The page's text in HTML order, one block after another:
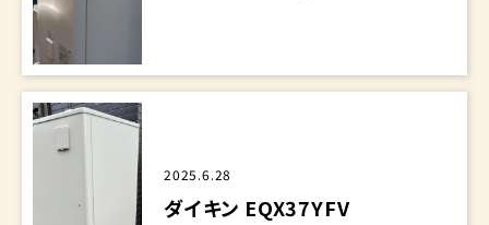
2025.6.28
ダイキン EQX37YFV